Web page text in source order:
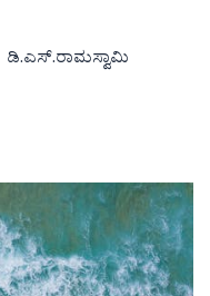
ಡಿ.ಎಸ್.ರಾಮಸ್ವಾಮಿ